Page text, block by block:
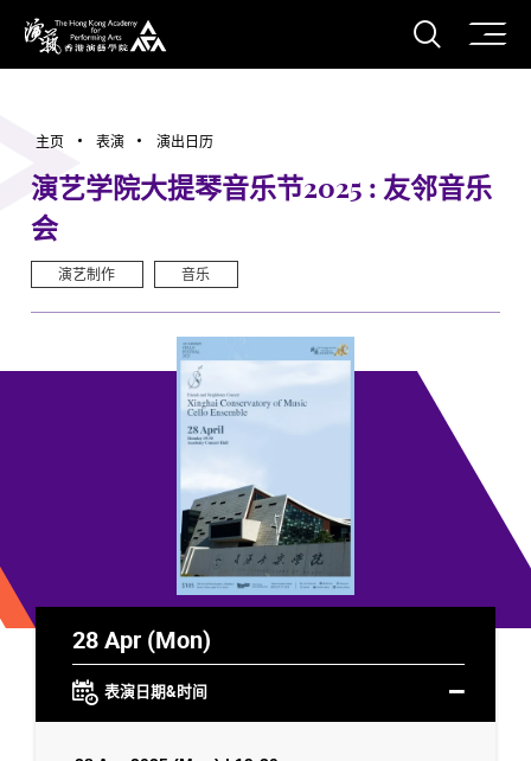
香港演艺学院
打开
主页 表演 演出日历
演艺学院大提琴音乐节2025 : 友邻音乐
会
演艺制作 音乐
28 Apr (Mon)
表演日期&时间